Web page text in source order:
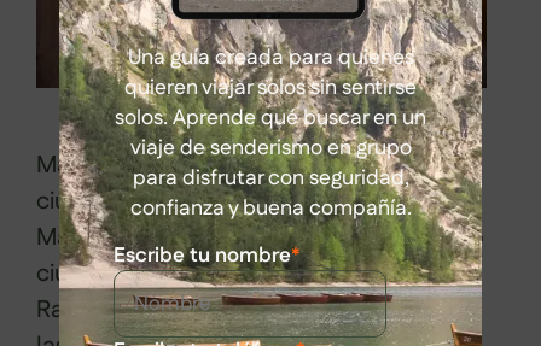
Marrakech no es solo una de las
ciudades más emblemáticas de
Marruecos, también es una de las cuatro
ciudades imperiales del país, junto a Fez,
Rabat y Meknes. Su nombre proviene de
Una guía creada para quienes
quieren viajar solos sin sentirse
solos. Aprende qué buscar en un
viaje de senderismo en grupo
para disfrutar con seguridad,
confianza y buena compañía.
Escribe tu nombre*